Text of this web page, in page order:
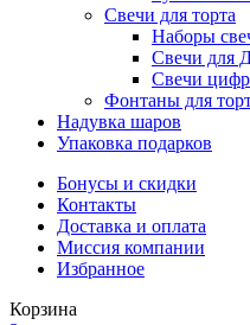
Свечи для торта
Наборы
Свечи для
Свечи
Фонтаны для
Надувка шаров
Упаковка подарков
Бонусы и скидки
Контакты
Доставка и оплата
Миссия компании
Избранное
Корзина